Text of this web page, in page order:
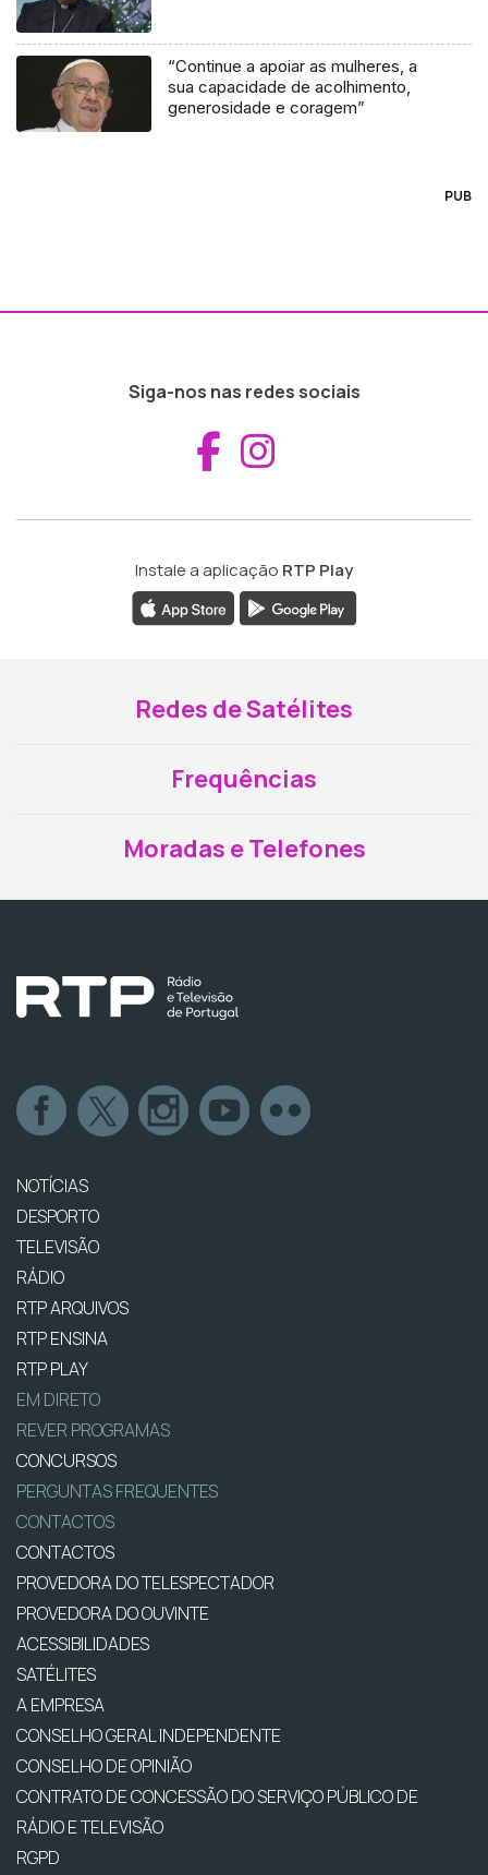
“Continue a apoiar as mulheres, a
sua capacidade de acolhimento,
generosidade e coragem”
PUB
Siga-nos nas redes sociais
Aceder ao
Instale a aplicação RTP Play
Redes de Satélites
Frequências
Moradas e Telefones
NOTÍCIAS
DESPORTO
TELEVISÃO
RÁDIO
RTP ARQUIVOS
RTP ENSINA
RTP PLAY
EM DIRETO
REVER PROGRAMAS
CONCURSOS
PERGUNTAS FREQUENTES
CONTACTOS
CONTACTOS
PROVEDORA DO TELESPECTADOR
PROVEDORA DO OUVINTE
ACESSIBILIDADES
SATÉLITES
A EMPRESA
CONSELHO GERAL INDEPENDENTE
CONSELHO DE OPINIÃO
CONTRATO DE CONCESSÃO DO SERVIÇO PÚBLICO DE
RÁDIO E TELEVISÃO
RGPD